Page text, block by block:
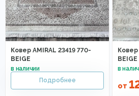
Ковер AMIRAL 23419 770-
BEIGE
Ковер
от